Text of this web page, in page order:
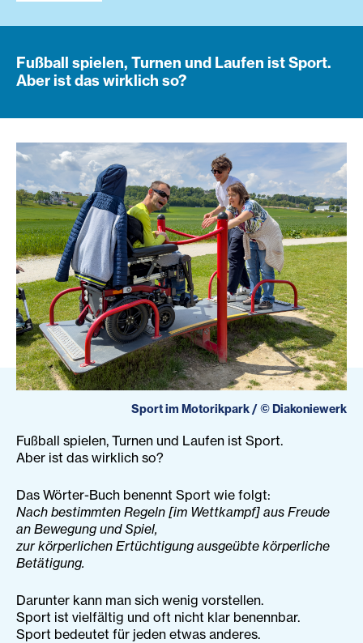
Fußball spielen, Turnen und Laufen ist Sport.
Aber ist das wirklich so?
Sport im Motorikpark/© Diakoniewerk
Fußball spielen, Turnen und Laufen ist Sport.
Aber ist das wirklich so?
Das Wörter-Buch benennt Sport wie folgt:
Nach bestimmten Regeln [im Wettkampf] aus Freude
an Bewegung und Spiel,
zur körperlichen Ertüchtigung ausgeübte körperliche
Betätigung.
Darunter kann man sich wenig vorstellen.
Sport ist vielfältig und oft nicht klar benennbar.
Sport bedeutet für jeden etwas anderes.